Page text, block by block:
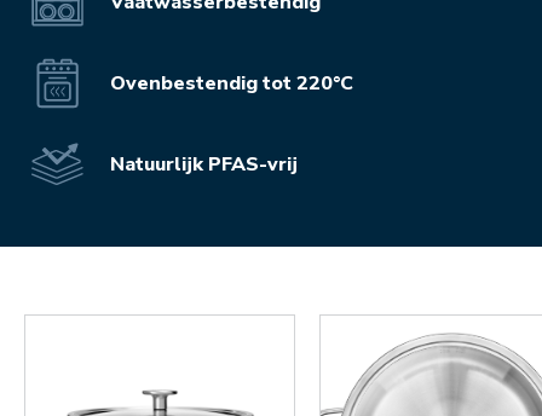
Ovenbestendig tot 220°C
Natuurlijk PFAS-vrij